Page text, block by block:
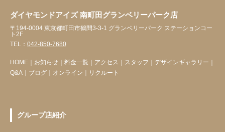
ダイヤモンドアイズ 南町田グランベリーパーク店
〒194-0004 東京都町田市鶴間3-3-1 グランベリーパーク ステーションコー
ト2F
TEL： 042-850-7680
HOME お知らせ 料金一覧 アクセス スタッフ デザインギャラリー
Q&A
ブログ オンライン リクルート
グループ店紹介